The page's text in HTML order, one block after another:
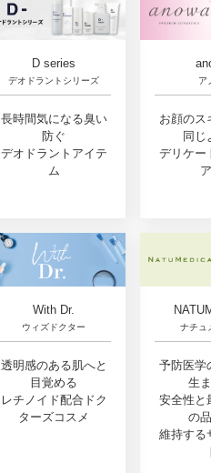
D series
デオドラントシリーズ
長時間気になる臭い
防ぐ
デオドラントアイテ
ム
ア
お顔のス
同じ
デリケー
With Dr.
ウィズドクター
透明感のある肌へと
目覚める
レチノイド配合ドク
ターズコスメ
ナチュ
予防医学
生
安全性と
の
維持する